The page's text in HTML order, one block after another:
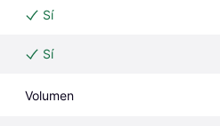
Sí
Sí
Volumen